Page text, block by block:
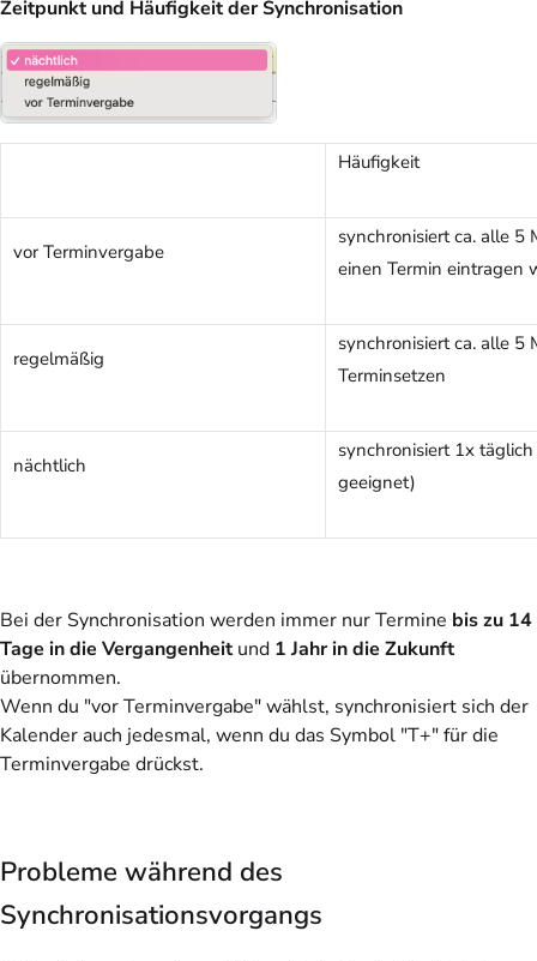
Zeitpunkt und Häufigkeit der Synchronisation
Häufigkeit
vor Terminvergabe
synchronisiert ca. alle 5
einen Termin eintragen
regelmäßig
synchronisiert ca. alle 5
Terminsetzen
nächtlich
synchronisiert 1x
geeignet)
Bei der Synchronisation werden immer nur Termine bis zu 14
Tage in die Vergangenheitund 1 Jahr in die Zukunft
übernommen.
Wenn du "vor Terminvergabe" wählst, synchronisiert sich der
Kalender auch jedesmal, wenn du das Symbol "T+" für die
Terminvergabe drückst.
Probleme während des
Synchronisationsvorgangs